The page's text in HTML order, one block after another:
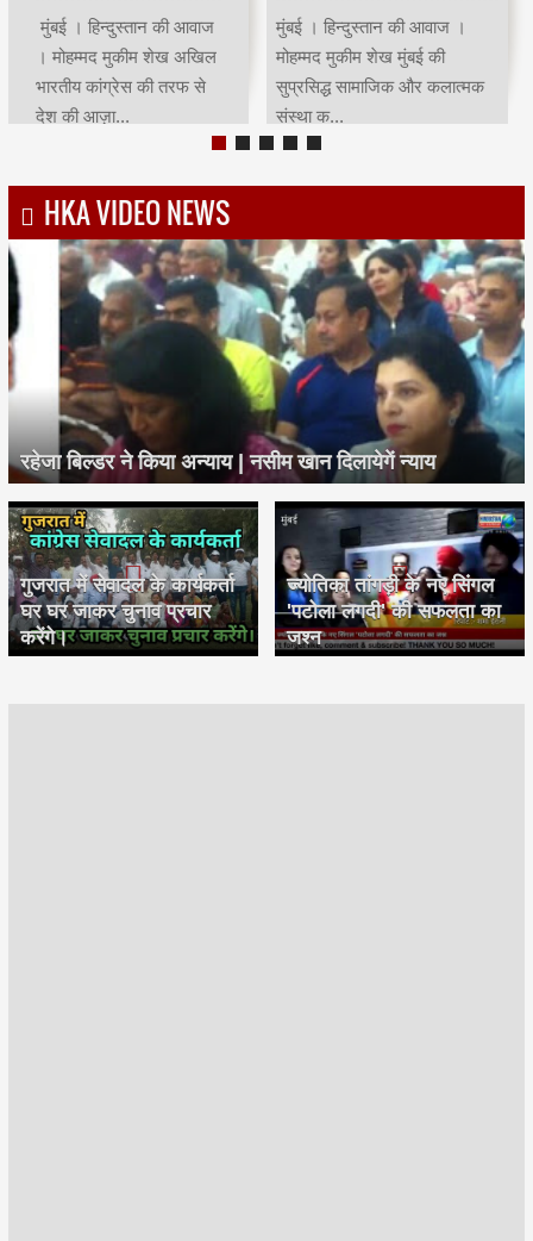
मुंबई | हिन्दुस्तान की आवाज |
मोहम्मद मुकीम शेखमुंबई कांग्रेस
अध्यक्ष भाई जगताप व कार्याध्यक्ष
चरणसि...
मुंबई । हिन्दुस्तान की आवाज ।
मोहम्मद मुकीम शेख भारतीय क्रिकेट
के भगवान कहे जाने वाले देश के
मह...
HKA VIDEO NEWS
रहेजा बिल्डर ने किया अन्याय | नसीम खान दिलायेगें न्याय
गुजरात में सेवादल के कार्यकर्ता
घर घर जाकर चुनाव प्रचार
करेंगे।
ज्योतिका तांगड़ी के नए सिंगल
'पटोला लगदी' की सफलता का
जश्न